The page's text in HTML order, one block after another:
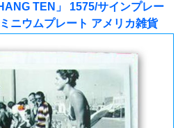
TEN」 1575/サインプレー
ニウムプレート アメリカ雑貨